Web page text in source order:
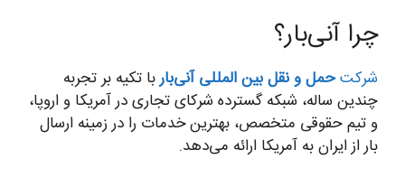
چرا آنی‌بار؟
شرکتحمل و نقل بین المللی آنی‌باربا تکیه بر تجربه
چندین ساله، شبکه گسترده شرکای تجاری در آمریکا و اروپا،
و تیم حقوقی متخصص، بهترین خدمات را در زمینه ارسال
بار از ایران به آمریکا ارائه می‌دهد.